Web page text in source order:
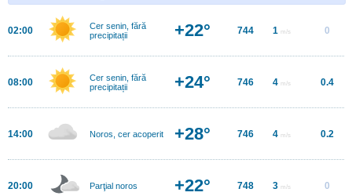
02:00
Cer senin, fără
precipitații
+22° 744 1 m/s 0
08:00
Cer senin, fără
precipitații
+24° 746 4 m/s 0.4
14:00 Noros, cer acoperit +28° 746 4 m/s 0.2
20:00 Parţial noros +22° 748 3 m/s 0